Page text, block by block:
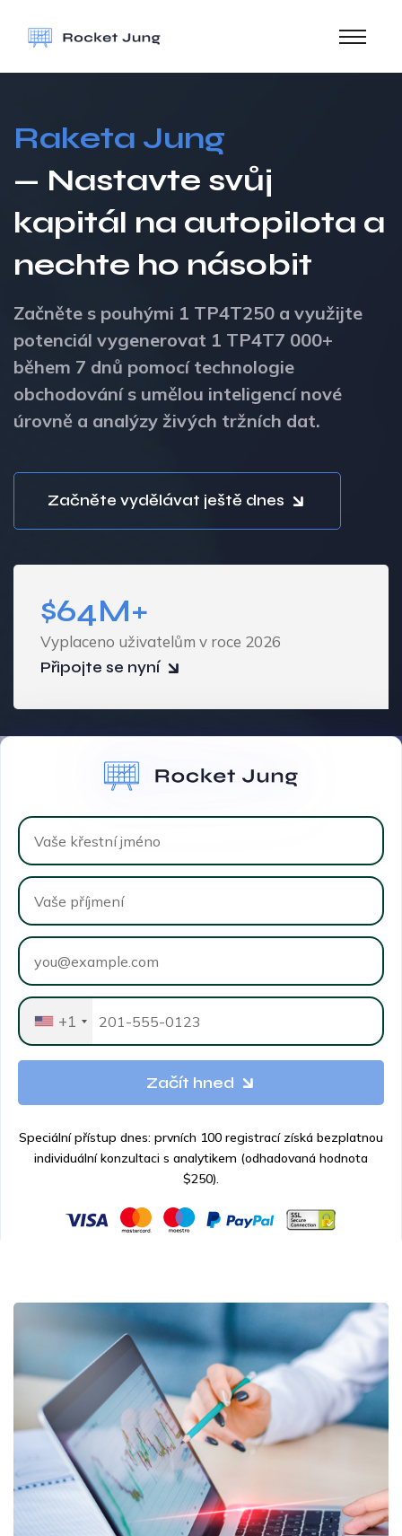
+1
Začít hned
Speciální přístup dnes: prvních 100 registrací získá bezplatnou
individuální konzultaci s analytikem (odhadovaná hodnota
$250).
Raketa Jung
— Nastavte svůj
kapitál na autopilota a
nechte ho násobit
Začněte s pouhými 1 TP4T250 a využijte
potenciál vygenerovat 1 TP4T7 000+
během 7 dnů pomocí technologie
obchodování s umělou inteligencí nové
úrovně a analýzy živých tržních dat.
Začněte vydělávat ještě dnes
$64M+
Vyplaceno uživatelům v roce 2026
Připojte se nyní